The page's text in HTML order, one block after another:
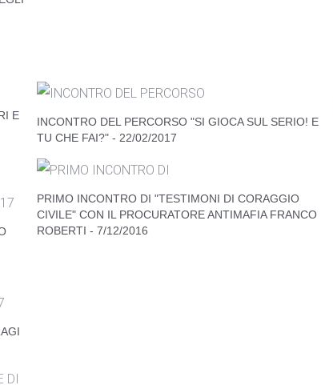
E
INCONTRO DEL PERCORSO "SI GIOCA SUL SERIO! E
TU CHE FAI?" - 22/02/2017
PRIMO INCONTRO DI "TESTIMONI DI CORAGGIO
CIVILE" CON IL PROCURATORE ANTIMAFIA FRANCO
ROBERTI - 7/12/2016